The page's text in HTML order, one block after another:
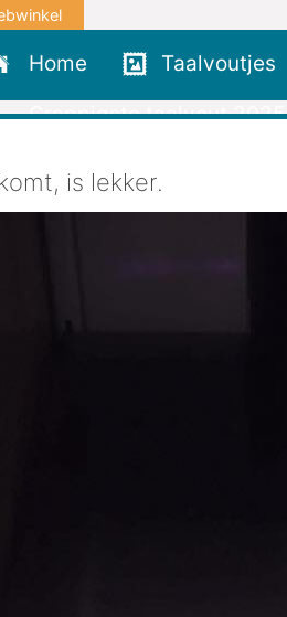
Home Taalvoutjes
Grappigste taalvout 2025
is lekker.